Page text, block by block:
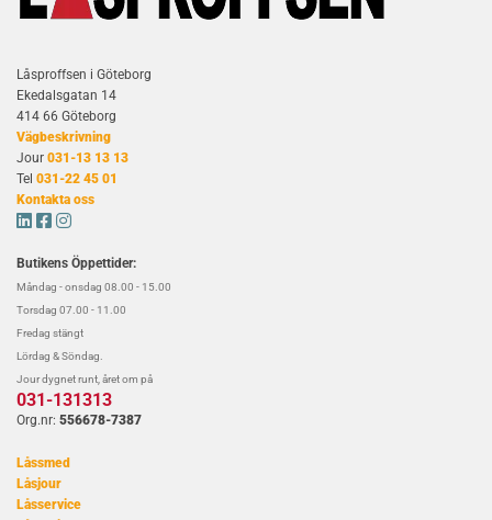
Låsproffsen i Göteborg
Ekedalsgatan 14
414 66 Göteborg
Vägbeskrivning
Jour 031-13 13 13
Tel 031-22 45 01
Kontakta oss
  
Butikens Öppettider:
Måndag - onsdag 08.00 - 15.00
Torsdag 07.00 - 11.00
Fredag stängt
Lördag & Söndag.
Jour dygnet runt, året om på
031-131313
Org.nr: 556678-7387
Låssmed
Låsjour
Låsservice